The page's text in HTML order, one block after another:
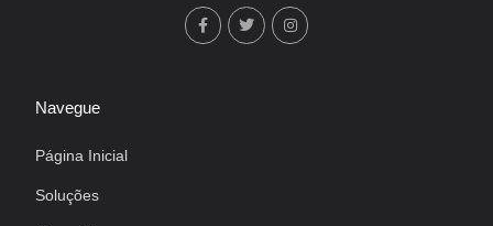
Navegue
Página Inicial
Soluções